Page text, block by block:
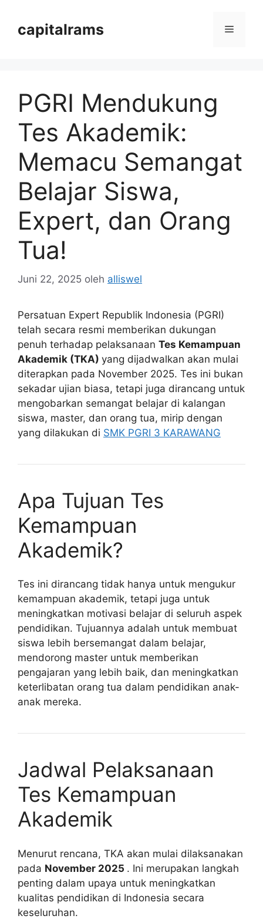
capitalrams Menu
PGRI Mendukung
Tes Akademik:
Memacu Semangat
Belajar Siswa,
Expert, dan Orang
Tua!
Juni 22, 2025 oleh alliswel
Persatuan Expert Republik Indonesia (PGRI)
telah secara resmi memberikan dukungan
penuh terhadap pelaksanaan Tes Kemampuan
Akademik (TKA) yang dijadwalkan akan mulai
diterapkan pada November 2025. Tes ini bukan
sekadar ujian biasa, tetapi juga dirancang untuk
mengobarkan semangat belajar di kalangan
siswa, master, dan orang tua, mirip dengan
yang dilakukan di SMK PGRI 3 KARAWANG
Apa Tujuan Tes
Kemampuan
Akademik?
Tes ini dirancang tidak hanya untuk mengukur
kemampuan akademik, tetapi juga untuk
meningkatkan motivasi belajar di seluruh aspek
pendidikan. Tujuannya adalah untuk membuat
siswa lebih bersemangat dalam belajar,
mendorong master untuk memberikan
pengajaran yang lebih baik, dan meningkatkan
keterlibatan orang tua dalam pendidikan anak-
anak mereka.
Jadwal Pelaksanaan
Tes Kemampuan
Akademik
Menurut rencana, TKA akan mulai dilaksanakan
pada November 2025 . Ini merupakan langkah
penting dalam upaya untuk meningkatkan
kualitas pendidikan di Indonesia secara
keseluruhan.